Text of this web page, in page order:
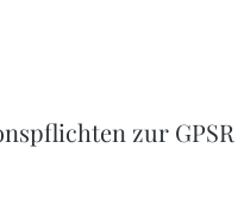
zur GPSR